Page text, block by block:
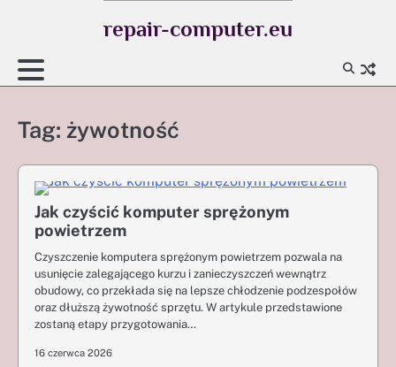
repair-computer.eu
Tag: żywotność
Jak czyścić komputer sprężonym
powietrzem
Czyszczenie komputera sprężonym powietrzem pozwala na
usunięcie zalegającego kurzu i zanieczyszczeń wewnątrz
obudowy, co przekłada się na lepsze chłodzenie podzespołów
oraz dłuższą żywotność sprzętu. W artykule przedstawione
zostaną etapy przygotowania…
16 czerwca 2026